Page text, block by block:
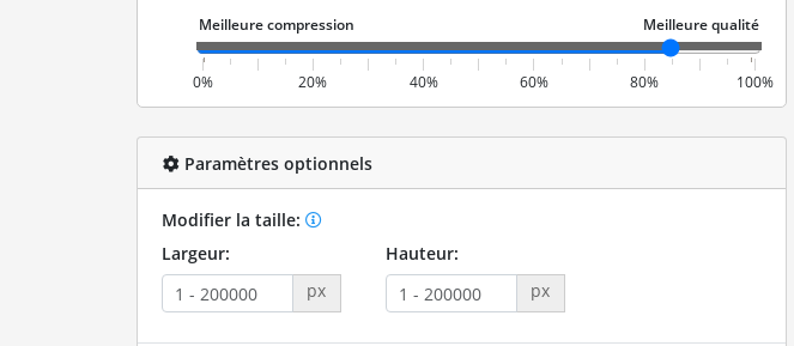
0% 20% 40% 60% 80% 100%
Paramètres optionnels
Modifier la taille:
Largeur:
px
Hauteur:
px